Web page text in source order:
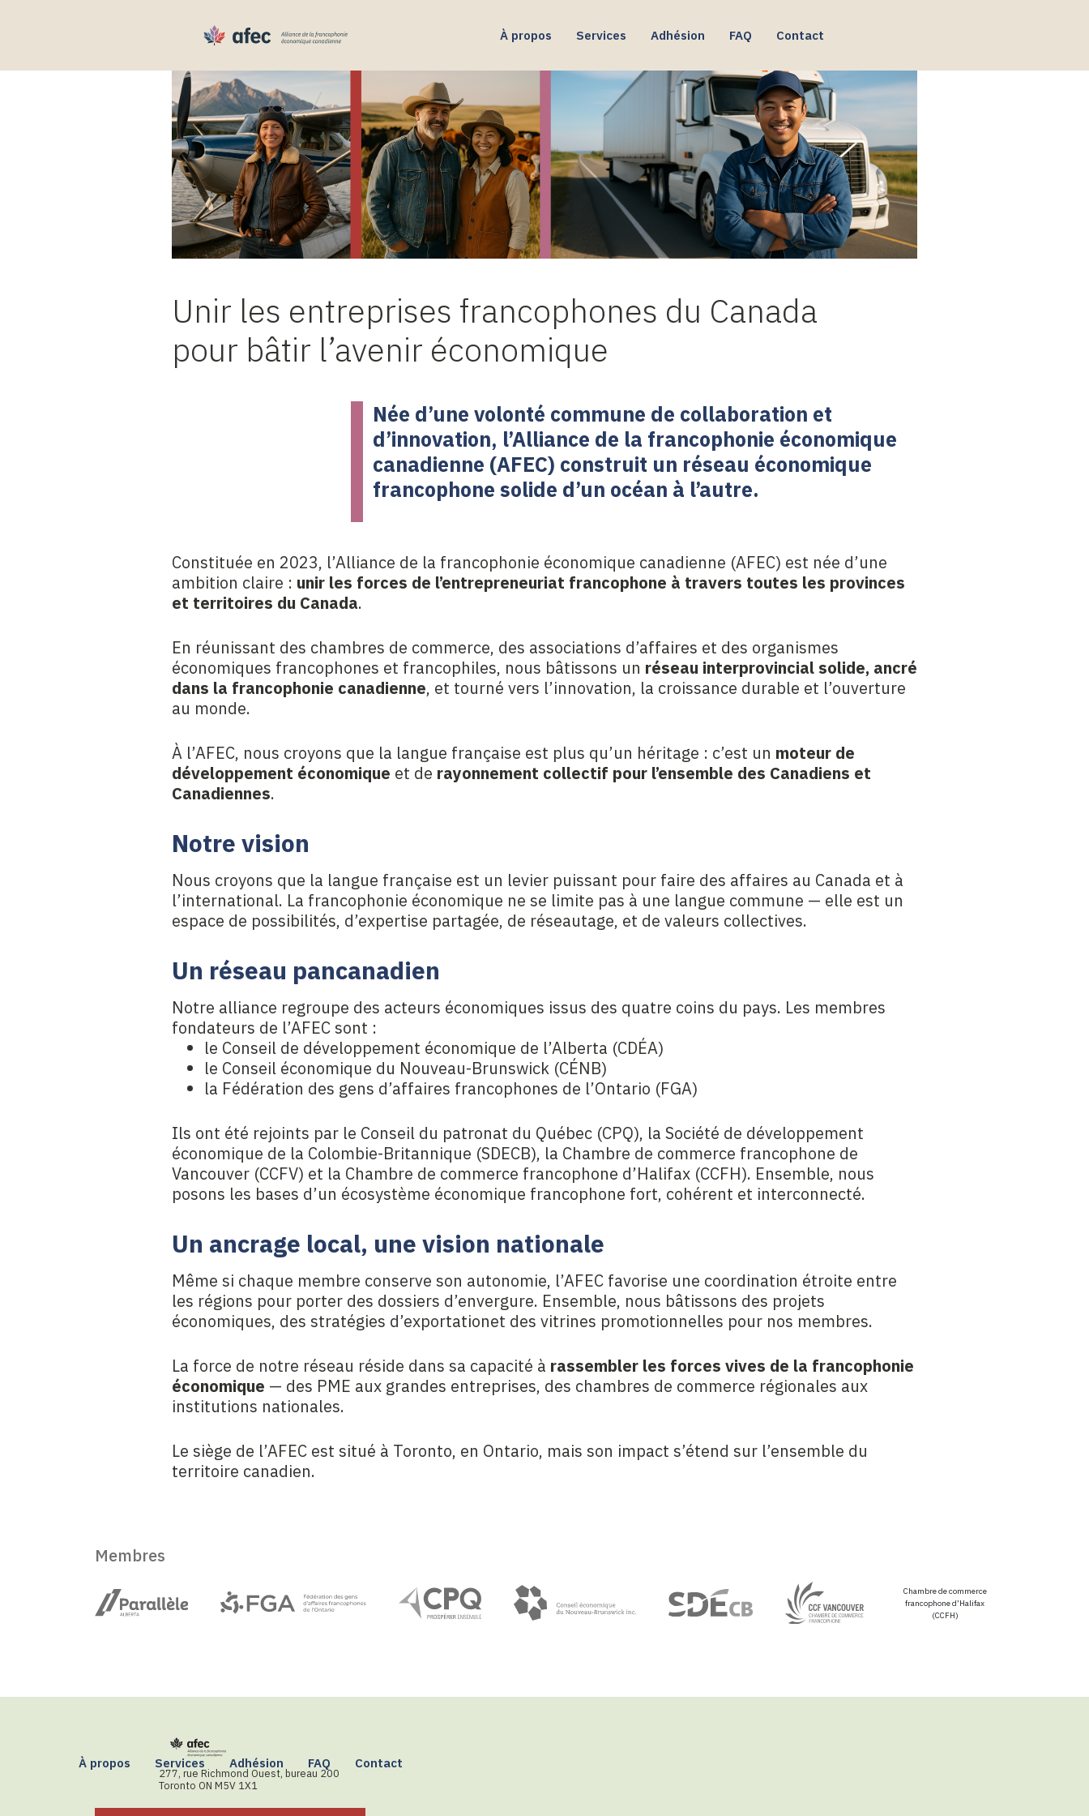
À propos Services Adhésion FAQ Contact
À propos
Unir les entreprises francophones du Canada
pour bâtir l’avenir économique
Née d’une volonté commune de collaboration et
d’innovation, l’Alliance de la francophonie économique
canadienne (AFEC) construit un réseau économique
francophone solide d’un océan à l’autre.
Constituée en 2023, l’Alliance de la francophonie économique canadienne (AFEC) est née d’une
ambition claire : unir les forces de l’entrepreneuriat francophone à travers toutes les provinces
et territoires du Canada.
En réunissant des chambres de commerce, des associations d’affaires et des organismes
économiques francophones et francophiles, nous bâtissons un réseau interprovincial solide, ancré
dans la francophonie canadienne, et tourné vers l’innovation, la croissance durable et l’ouverture
au monde.
À l’AFEC, nous croyons que la langue française est plus qu’un héritage : c’est un moteur de
développement économique et de rayonnement collectif pour l’ensemble des Canadiens et
Canadiennes.
Notre vision
Nous croyons que la langue française est un levier puissant pour faire des affaires au Canada et à
l’international. La francophonie économique ne se limite pas à une langue commune — elle est un
espace de possibilités, d’expertise partagée, de réseautage, et de valeurs collectives.
Un réseau pancanadien
Notre alliance regroupe des acteurs économiques issus des quatre coins du pays. Les membres
fondateurs de l’AFEC sont :
le Conseil de développement économique de l’Alberta (CDÉA)
le Conseil économique du Nouveau-Brunswick (CÉNB)
la Fédération des gens d’affaires francophones de l’Ontario (FGA)
Ils ont été rejoints par le Conseil du patronat du Québec (CPQ), la Société de développement
économique de la Colombie-Britannique (SDECB), la Chambre de commerce francophone de
Vancouver (CCFV) et la Chambre de commerce francophone d’Halifax (CCFH). Ensemble, nous
posons les bases d’un écosystème économique francophone fort, cohérent et interconnecté.
Un ancrage local, une vision nationale
Même si chaque membre conserve son autonomie, l’AFEC favorise une coordination étroite entre
les régions pour porter des dossiers d’envergure. Ensemble, nous bâtissons des projets
économiques, des stratégies d’exportationet des vitrines promotionnelles pour nos membres.
La force de notre réseau réside dans sa capacité à rassembler les forces vives de la francophonie
économique — des PME aux grandes entreprises, des chambres de commerce régionales aux
institutions nationales.
Le siège de l’AFEC est situé à Toronto, en Ontario, mais son impact s’étend sur l’ensemble du
territoire canadien.
Membres
Chambre de commerce
francophone d’Halifax
(CCFH)
277, rue Richmond Ouest, bureau 200
Toronto ON M5V 1X1
À propos Services Adhésion FAQ Contact